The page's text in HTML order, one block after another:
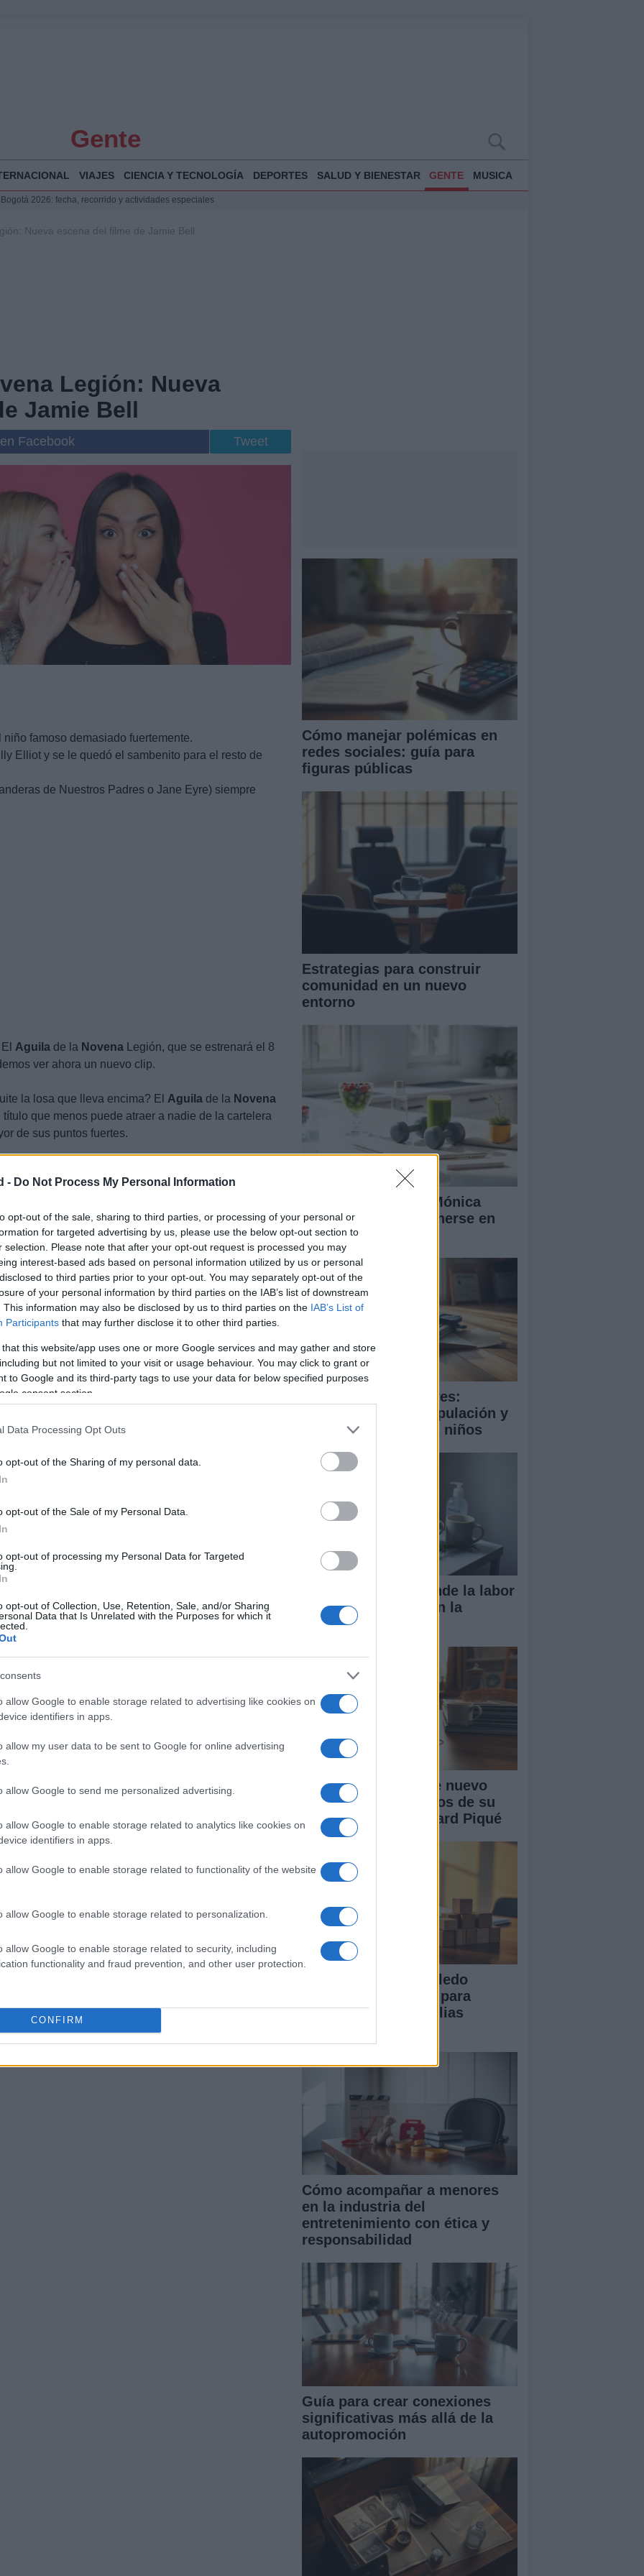
- Do Not Process My Personal Information
opt-out of the sale, sharing to third parties, or processing of your personal or
for targeted advertising by us, please use the below opt-out section to
selection. Please note that after your opt-out request is processed you may
interest-based ads based on personal information utilized by us or personal
to third parties prior to your opt-out. You may separately opt-out of the
of your personal information by third parties on the IAB’s list of downstream
This information may also be disclosed by us to third parties on the IAB’s List of
Participants that may further disclose it to other third parties.
that this website/app uses one or more Google services and may gather and store
but not limited to your visit or usage behaviour. You may click to grant or
to Google and its third-party tags to use your data for below specified purposes
consent section.
Data Processing Opt Outs
opt-out of the Sharing of my personal data.
opt-out of the Sale of my Personal Data.
opt-out of processing my Personal Data for Targeted
opt-out of Collection, Use, Retention, Sale, and/or Sharing
Data that Is Unrelated with the Purposes for which it
allow Google to enable storage related to advertising like cookies on
identifiers in apps.
allow my user data to be sent to Google for online advertising
allow Google to send me personalized advertising.
allow Google to enable storage related to analytics like cookies on
identifiers in apps.
allow Google to enable storage related to functionality of the website
allow Google to enable storage related to personalization.
allow Google to enable storage related to security, including
functionality and fraud prevention, and other user protection.
CONFIRM
Gente
VIAJES CIENCIA Y TECNOLOGÍA DEPORTES SALUD Y BIENESTAR GENTE MUSICA
2026: fecha, recorrido y actividades especiales
Illa Plana: Menorca apuesta por el deporte náutico sostenible
Nueva escena del filme de Jamie Bell
Legión: Nueva
Jamie Bell
Facebook Tweet
famoso demasiado fuertemente.
Elliot y se le quedó el sambenito para el resto de
de Nuestros Padres o Jane Eyre) siempre
Aguila de la Novena Legión, que se estrenará el 8
ver ahora un nuevo clip.
la losa que lleva encima? El Aguila de la Novena
título que menos puede atraer a nadie de la cartelera
de sus puntos fuertes.
ganador de un Oscar por el documental One
podido ver obras como El Ultimo Rey de Escocia o
Sutcliff, famosa escritora británica muerta en 1992,
Aquila, un centurión que tratará de resolver el
desaparecida entre las montañas de Escocia y,
de su padre, el líder de la
Sutherland protagonizarán el
Cómo manejar polémicas en
redes sociales: guía para
figuras públicas
Estrategias para construir
comunidad en un nuevo
entorno
La rutina diaria de Mónica
Naranjo para mantenerse en
forma y feliz
Grooming en menores:
estrategias de manipulación y
cómo proteger a los niños
Candela Peña defiende la labor
de las enfermeras en la
sanidad
Shakira: rumores de nuevo
amor tras cuatro años de su
separación con Gerard Piqué
La Diputación de Toledo
presenta iniciativas para
fortalecer a las familias
Cómo acompañar a menores
en la industria del
entretenimiento con ética y
responsabilidad
Guía para crear conexiones
significativas más allá de la
autopromoción